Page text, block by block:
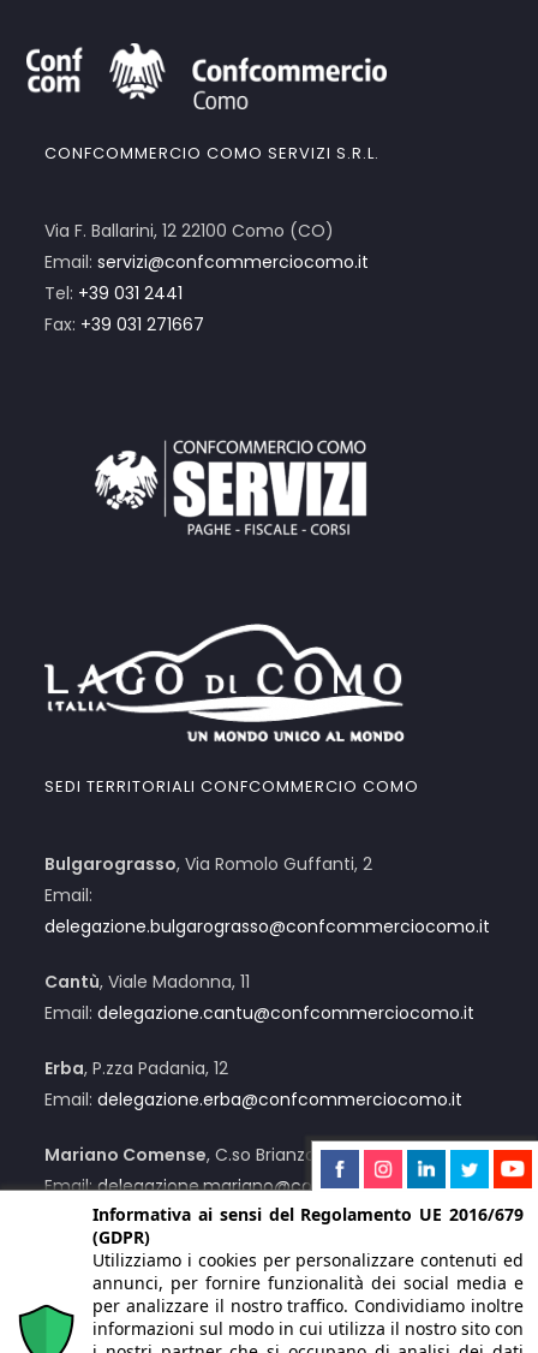
CONFCOMMERCIO COMO SERVIZI S.R.L.
Via F. Ballarini, 12 22100 Como (CO)
Email:servizi@confcommerciocomo.it
Tel: +39 031 2441
Fax: +39 031 271667
SEDI TERRITORIALI CONFCOMMERCIO COMO
Bulgarograsso, Via Romolo Guffanti, 2
Email:
delegazione.bulgarograsso@confcommerciocomo.it
Cantù, Viale Madonna, 11
Email:delegazione.cantu@confcommerciocomo.it
Erba, P.zza Padania, 12
Email:delegazione.erba@confcommerciocomo.it
Mariano Comense, C.so Brianza, 12/C
Email:delegazione.mariano@confcommerciocomo.it
Menaggio, Via Lusardi, 55
Email:delegazione.menaggio@confcommerciocomo.it
Su appuntamento:Centro Valle Intelvi
Informativa ai sensi del Regolamento UE 2016/679
(GDPR)
Utilizziamo i cookies per personalizzare contenuti ed
annunci, per fornire funzionalità dei social media e
per analizzare il nostro traffico. Condividiamo inoltre
informazioni sul modo in cui utilizza il nostro sito con